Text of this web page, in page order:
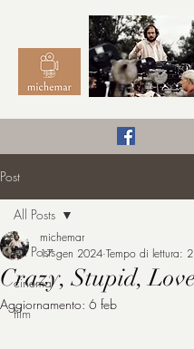
michemar
Post
All Posts
cinema
film
All Posts
Crazy, Stupid,
michemar
17 gen 2024 Tempo di lettura:
Aggiornamento: 6 feb